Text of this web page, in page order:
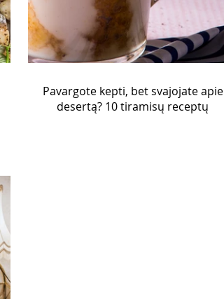
Pavargote kepti, bet svajojate apie
desertą? 10 tiramisų receptų